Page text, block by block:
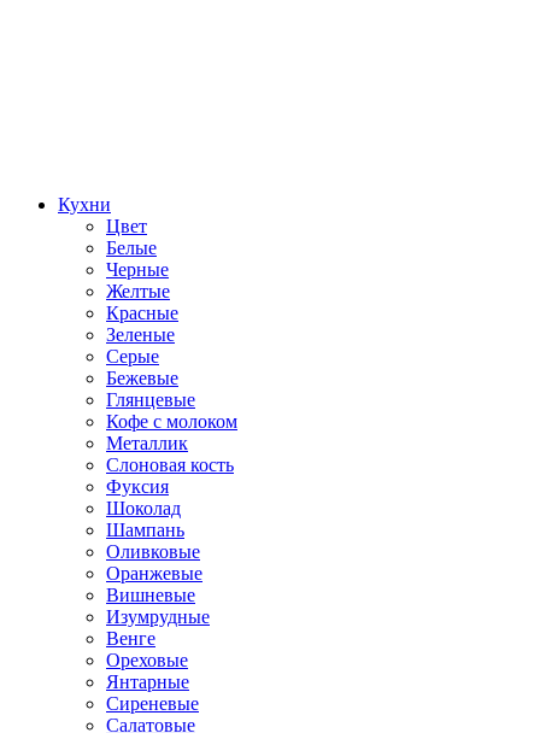
Кухни
Цвет
Белые
Черные
Желтые
Красные
Зеленые
Серые
Бежевые
Глянцевые
Кофе с молоком
Металлик
Слоновая кость
Фуксия
Шоколад
Шампань
Оливковые
Оранжевые
Вишневые
Изумрудные
Венге
Ореховые
Янтарные
Сиреневые
Салатовые